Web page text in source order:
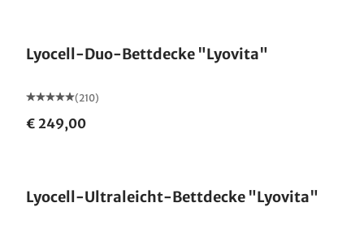
Lyocell-Duo-Bettdecke "Lyovita"
(210)
€ 249,00
Lyocell-Ultraleicht-Bettdecke "Lyovita"